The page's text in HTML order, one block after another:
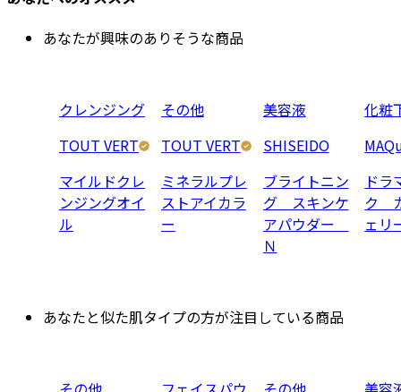
あなたが興味のありそうな商品
クレンジング
TOUT VERT
マイルドクレ
ンジングオイ
ル
その他
TOUT VERT
ミネラルプレ
ストアイカラ
ー
美容液
SHISEIDO
ブライトニン
グ スキンケ
アパウダー
Ｎ
化粧
ドラ
ク
ェ
あなたと似た肌タイプの方が注目している商品